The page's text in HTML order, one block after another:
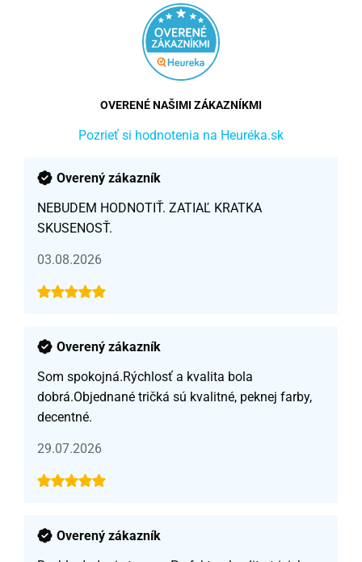
OVERENÉ NAŠIMI ZÁKAZNÍKMI
Pozrieť si hodnotenia na Heuréka.sk
Overený zákazník
NEBUDEM HODNOTIŤ. ZATIAĽ KRATKA
SKUSENOSŤ.
03.08.2026
Overený zákazník
Som spokojná.Rýchlosť a kvalita bola
dobrá.Objednané tričká sú kvalitné, peknej farby,
decentné.
29.07.2026
Overený zákazník